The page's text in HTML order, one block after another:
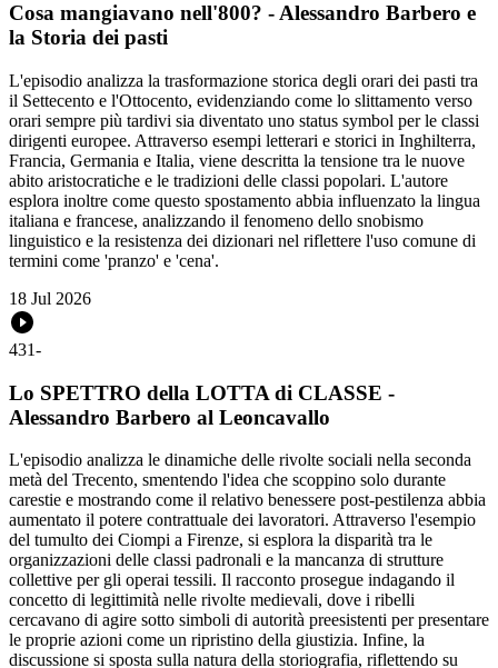
Cosa mangiavano nell'800? - Alessandro Barbero e
la Storia dei pasti
L'episodio analizza la trasformazione storica degli orari dei pasti tra
il Settecento e l'Ottocento, evidenziando come lo slittamento verso
orari sempre più tardivi sia diventato uno status symbol per le classi
dirigenti europee. Attraverso esempi letterari e storici in Inghilterra,
Francia, Germania e Italia, viene descritta la tensione tra le nuove
abito aristocratiche e le tradizioni delle classi popolari. L'autore
esplora inoltre come questo spostamento abbia influenzato la lingua
italiana e francese, analizzando il fenomeno dello snobismo
linguistico e la resistenza dei dizionari nel riflettere l'uso comune di
termini come 'pranzo' e 'cena'.
18 Jul 2026
431-
Lo SPETTRO della LOTTA di CLASSE -
Alessandro Barbero al Leoncavallo
L'episodio analizza le dinamiche delle rivolte sociali nella seconda
metà del Trecento, smentendo l'idea che scoppino solo durante
carestie e mostrando come il relativo benessere post-pestilenza abbia
aumentato il potere contrattuale dei lavoratori. Attraverso l'esempio
del tumulto dei Ciompi a Firenze, si esplora la disparità tra le
organizzazioni delle classi padronali e la mancanza di strutture
collettive per gli operai tessili. Il racconto prosegue indagando il
concetto di legittimità nelle rivolte medievali, dove i ribelli
cercavano di agire sotto simboli di autorità preesistenti per presentare
le proprie azioni come un ripristino della giustizia. Infine, la
discussione si sposta sulla natura della storiografia, riflettendo su